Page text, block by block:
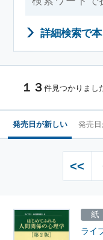
詳細検索で
１３ 件見つかりまし
発売日が新しい 発売
<<
ライ
紙